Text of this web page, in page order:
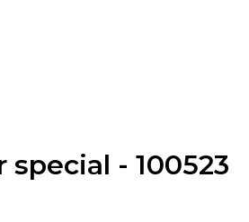
special - 100523